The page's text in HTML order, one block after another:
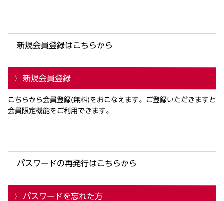
新規会員登録はこちらから
新規会員登録
こちらから会員登録(無料)をおこなえます。ご登録いただきますと
会員限定機能をご利用できます。
パスワードの再発行はこちらから
パスワードを忘れた方